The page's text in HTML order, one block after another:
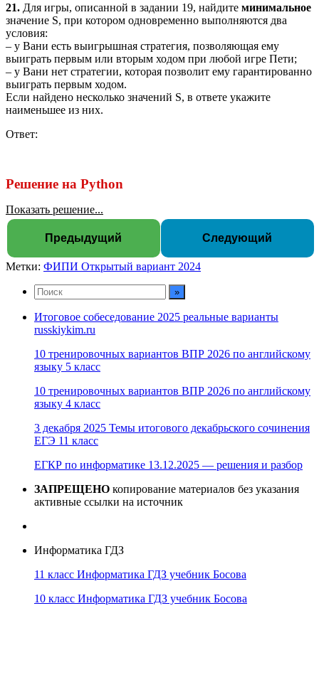
21. Для игры, описанной в задании 19, найдите минимальное
значение S, при котором одновременно выполняются два
условия:
– у Вани есть выигрышная стратегия, позволяющая ему
выиграть первым или вторым ходом при любой игре Пети;
– у Вани нет стратегии, которая позволит ему гарантированно
выиграть первым ходом.
Если найдено несколько значений S, в ответе укажите
наименьшее из них.
Ответ:
Решение на Python
Показать решение...
Предыдущий Следующий
Метки: ФИПИ Открытый вариант 2024
Итоговое собеседование 2025 реальные варианты
russkiykim.ru
10 тренировочных вариантов ВПР 2026 по английскому
языку 5 класс
10 тренировочных вариантов ВПР 2026 по английскому
языку 4 класс
3 декабря 2025 Темы итогового декабрьского сочинения
ЕГЭ 11 класс
ЕГКР по информатике 13.12.2025 — решения и разбор
ЗАПРЕЩЕНО копирование материалов без указания
активные ссылки на источник
Информатика ГДЗ
11 класс Информатика ГДЗ учебник Босова
10 класс Информатика ГДЗ учебник Босова